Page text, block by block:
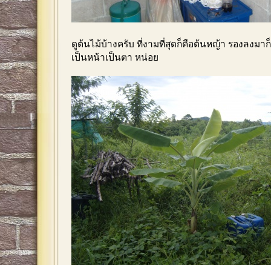
ดูต้นไม้บ้างครับ ที่งามที่สุดก็คือต้นหญ้า รองลงมา
เป็นหน้าเป็นตา หน่อย